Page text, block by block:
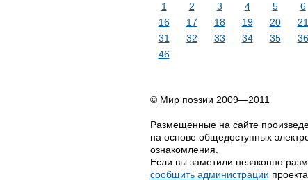
1 2 3 4 5 6
16
17 18 19 20 21
31
32 33 34 35 36
46
© Мир поэзии 2009—2011
Размещенные на сайте
на основе общедоступных
ознакомления.
Если вы заметили незаконно
сообщить администрации